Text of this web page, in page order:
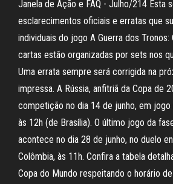
Janela de Ação e FAQ - Julho/214 Esta
esclarecimentos oficiais e erratas que
individuais do jogo A Guerra dos Tronos:
cartas estão organizadas por sets nos
Uma errata sempre será corrigida na
impressa. A Rússia, anfitriã da Copa de
competição no dia 14 de junho, em jogo
às 12h (de Brasília). O último jogo da
acontece no dia 28 de junho, no duelo
Colômbia, às 11h. Confira a tabela
Copa do Mundo respeitando o horário